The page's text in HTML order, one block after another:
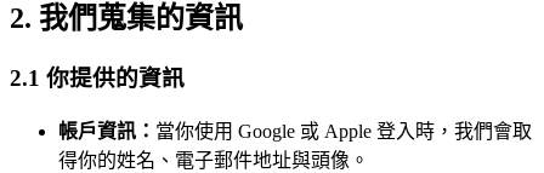
2. 我們蒐集的資訊
2.1 你提供的資訊
帳戶資訊： 當你使用 Google 或 Apple 登入時，我們會取
得你的姓名、電子郵件地址與頭像。